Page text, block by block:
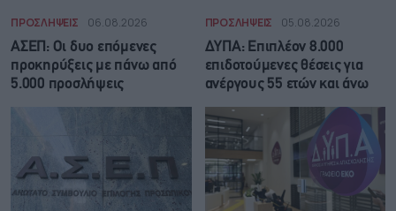
ΠΡΟΣΛΗΨΕΙΣ 06.08.2026
ΑΣΕΠ: Οι δυο επόμενες
προκηρύξεις με πάνω από
5.000 προσλήψεις
ΠΡΟΣΛΗΨΕΙΣ 05.08.2026
ΔΥΠΑ: Επιπλέον 8.000
επιδοτούμενες θέσεις για
ανέργους 55 ετών και άνω